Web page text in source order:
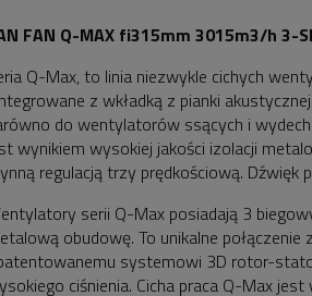
FAN Q-MAX fi315mm 3015m3/h 3-
Q-Max, to linia niezwykle cichych
z wkładką z pianki
do wentylatorów ssących i
wynikiem wysokiej jakości izolacji
regulacją trzy prędkościową.
serii Q-Max posiadają 3
obudowę. To unikalne
systemowi 3D rotor-
ciśnienia. Cicha praca Q-Max